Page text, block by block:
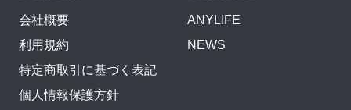
会社概要
利用規約
特定商取引に基づく表記
個人情報保護方針
ANYLIFE
NEWS